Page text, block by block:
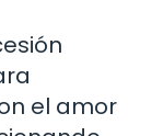
el amor